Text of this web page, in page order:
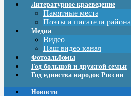
Литературное краеведение
Памятные места
Поэты и писатели района
Медиа
Видео
Наш видео канал
Фотоальбомы
Год большой и дружной семьи
Год единства народов России
Новости